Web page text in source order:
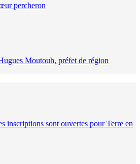
percheron
Moutouh, préfet de région
inscriptions sont ouvertes pour Terre en